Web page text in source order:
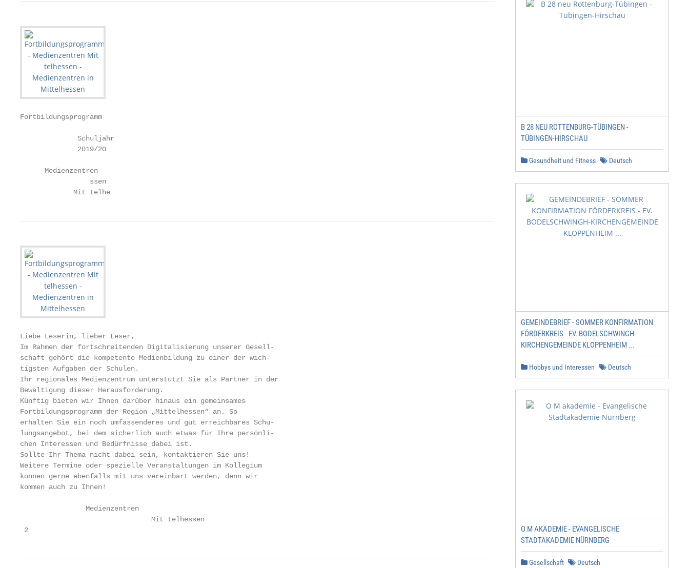
Fortbildungsprogramm
              Schuljahr
              2019/20
      Medienzentren
                 ssen
             Mit telhe
Liebe Leserin, lieber Leser,
Im Rahmen der fortschreitenden Digitalisierung unserer Gesell-
schaft gehört die kompetente Medienbildung zu einer der wich-
tigsten Aufgaben der Schulen.
Ihr regionales Medienzentrum unterstützt Sie als Partner in der
Bewältigung dieser Herausforderung.
Künftig bieten wir Ihnen darüber hinaus ein gemeinsames
Fortbildungsprogramm der Region „Mittelhessen“ an. So
erhalten Sie ein noch umfassenderes und gut erreichbares Schu-
lungsangebot, bei dem sicherlich auch etwas für Ihre persönli-
chen Interessen und Bedürfnisse dabei ist.
Sollte Ihr Thema nicht dabei sein, kontaktieren Sie uns!
Weitere Termine oder spezielle Veranstaltungen im Kollegium
können gerne ebenfalls mit uns vereinbart werden, denn wir
kommen auch zu Ihnen!
                Medienzentren
                                Mit telhessen
2
B 28 NEU ROTTENBURG-TÜBINGEN -
TÜBINGEN-HIRSCHAU
Gesundheit und Fitness Deutsch
GEMEINDEBRIEF - SOMMER KONFIRMATION
FÖRDERKREIS - EV. BODELSCHWINGH-
KIRCHENGEMEINDE KLOPPENHEIM ...
Hobbys und Interessen Deutsch
O M AKADEMIE - EVANGELISCHE
STADTAKADEMIE NÜRNBERG
Gesellschaft Deutsch